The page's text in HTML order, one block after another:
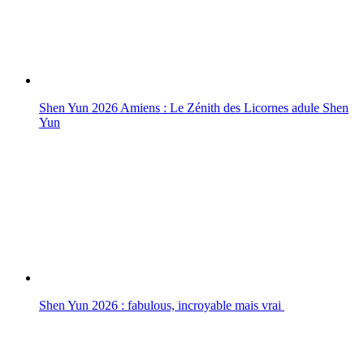
Shen Yun 2026 Amiens : Le Zénith des Licornes adule Shen
Yun
Shen Yun 2026 : fabulous, incroyable mais vrai